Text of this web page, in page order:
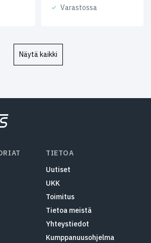
Varastossa
Näytä kaikki
TIETOA
Uutiset
UKK
Toimitus
Tietoa meistä
Yhteystiedot
Kumppanuusohjelma